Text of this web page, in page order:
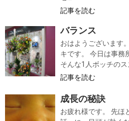
記事を読む
バランス
おはようございます
キです。 今日は事務
そんな1人ボッチのス
記事を読む
成長の秘訣
お疲れ様です。 先ほ